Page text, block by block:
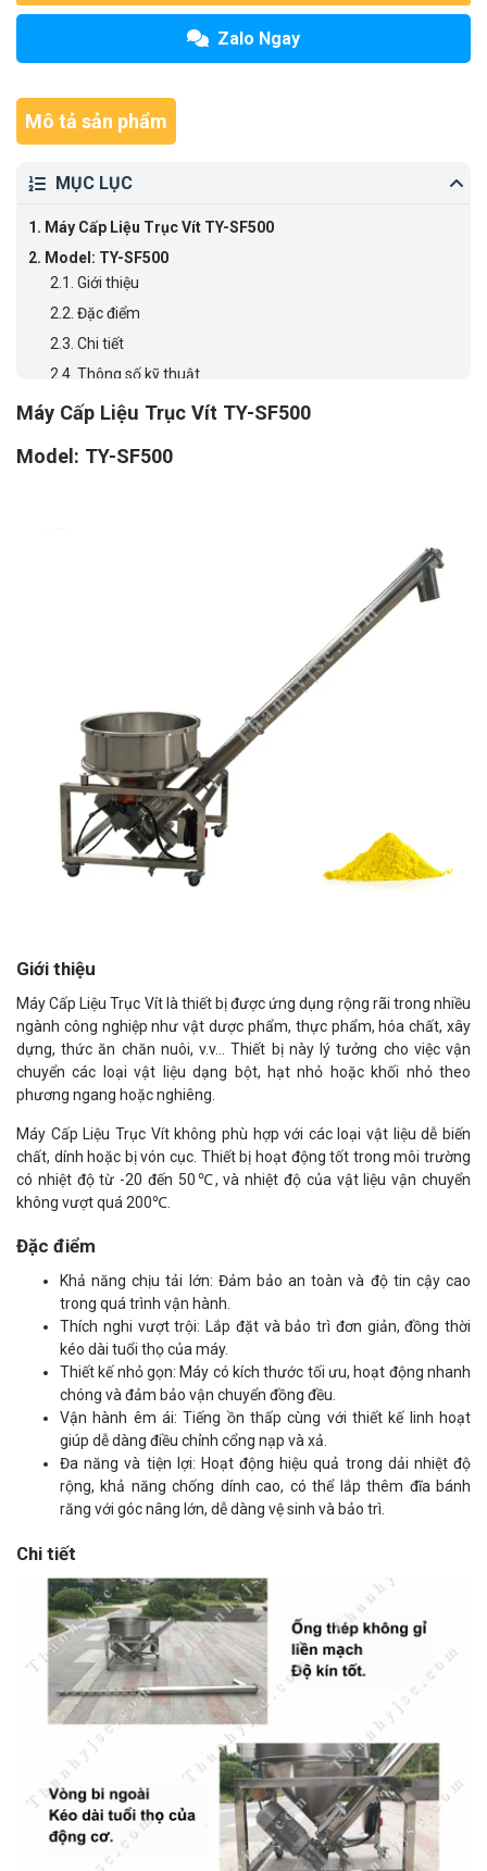
Zalo Ngay
Mô tả sản phẩm
MỤC LỤC
1. Máy Cấp Liệu Trục Vít TY-SF500
2. Model: TY-SF500
2.1. Giới thiệu
2.2. Đặc điểm
2.3. Chi tiết
2.4. Thông số kỹ thuật
2.5.Ứng dụng
Máy Cấp Liệu Trục Vít TY-SF500
Model: TY-SF500
Giới thiệu
Máy Cấp Liệu Trục Vít là thiết bị được ứng dụng rộng rãi trong nhiều
ngành công nghiệp như vật dược phẩm, thực phẩm, hóa chất, xây
dựng, thức ăn chăn nuôi, v.v... Thiết bị này lý tưởng cho việc vận
chuyển các loại vật liệu dạng bột, hạt nhỏ hoặc khối nhỏ theo
phương ngang hoặc nghiêng.
Máy Cấp Liệu Trục Vít không phù hợp với các loại vật liệu dễ biến
chất, dính hoặc bị vón cục. Thiết bị hoạt động tốt trong môi trường
có nhiệt độ từ -20 đến 50℃, và nhiệt độ của vật liệu vận chuyển
không vượt quá 200℃.
Đặc điểm
Khả năng chịu tải lớn: Đảm bảo an toàn và độ tin cậy cao
trong quá trình vận hành.
Thích nghi vượt trội: Lắp đặt và bảo trì đơn giản, đồng thời
kéo dài tuổi thọ của máy.
Thiết kế nhỏ gọn: Máy có kích thước tối ưu, hoạt động nhanh
chóng và đảm bảo vận chuyển đồng đều.
Vận hành êm ái: Tiếng ồn thấp cùng với thiết kế linh hoạt
giúp dễ dàng điều chỉnh cổng nạp và xả.
Đa năng và tiện lợi: Hoạt động hiệu quả trong dải nhiệt độ
rộng, khả năng chống dính cao, có thể lắp thêm đĩa bánh
răng với góc nâng lớn, dễ dàng vệ sinh và bảo trì.
Chi tiết